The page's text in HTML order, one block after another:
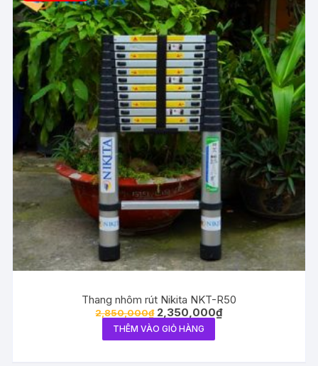
Thang nhôm rút Nikita NKT-R50
2,850,000₫ 2,350,000₫
THÊM VÀO GIỎ HÀNG